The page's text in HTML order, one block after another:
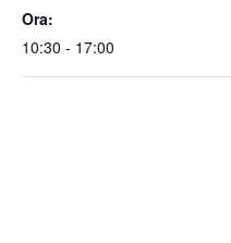
Ora:
10:30 - 17:00